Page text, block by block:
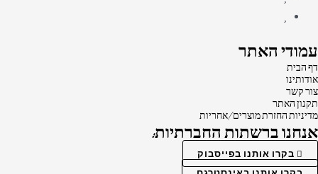
עמודי האתר
דף הבית
אודותינו
צור קשר
תקנון האתר
מדיניות החזרת מוצרים/אחריות
אנחנו ברשתות החברתיות:
בקרו אותנו בפייסבוק